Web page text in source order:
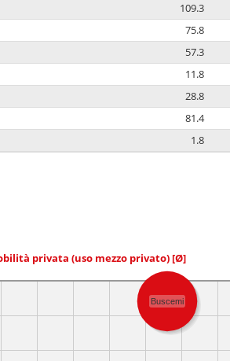
109.3
75.8
57.3
11.8
28.8
81.4
1.8
privata (uso mezzo privato) [Ø]
Buscemi